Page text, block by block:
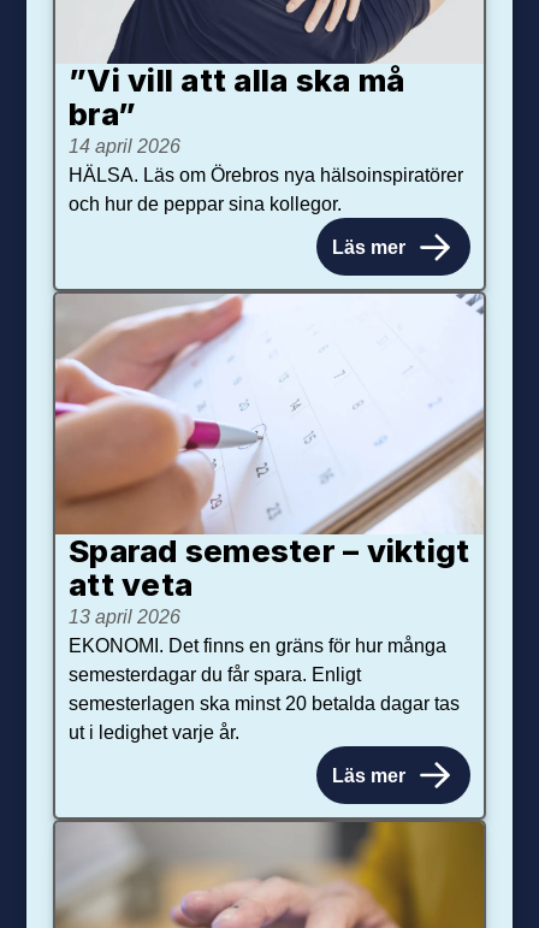
”Vi vill att alla ska må
bra”
14 april 2026
HÄLSA. Läs om Örebros nya hälsoinspiratörer
och hur de peppar sina kollegor.
Läs mer
Sparad semester – viktigt
att veta
13 april 2026
EKONOMI. Det finns en gräns för hur många
semesterdagar du får spara. Enligt
semesterlagen ska minst 20 betalda dagar tas
ut i ledighet varje år.
Läs mer